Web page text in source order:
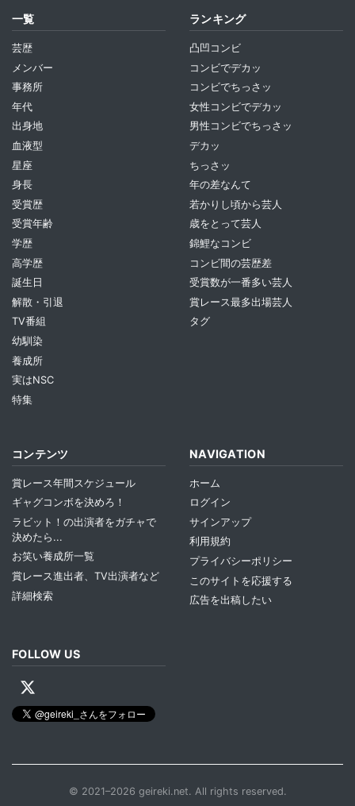
一覧
芸歴
メンバー
事務所
年代
出身地
血液型
星座
身長
受賞歴
受賞年齢
学歴
高学歴
誕生日
解散・引退
TV番組
幼馴染
養成所
実はNSC
特集
ランキング
凸凹コンビ
コンビでデカッ
コンビでちっさッ
女性コンビでデカッ
男性コンビでちっさッ
デカッ
ちっさッ
年の差なんて
若かりし頃から芸人
歳をとって芸人
錦鯉なコンビ
コンビ間の芸歴差
受賞数が一番多い芸人
賞レース最多出場芸人
タグ
コンテンツ
賞レース年間スケジュール
ギャグコンボを決めろ！
ラビット！の出演者をガチャで
決めたら...
お笑い養成所一覧
賞レース進出者、TV出演者など
詳細検索
NAVIGATION
ホーム
ログイン
サインアップ
利用規約
プライバシーポリシー
このサイトを応援する
広告を出稿したい
FOLLOW US
© 2021–2026 geireki.net. All rights reserved.